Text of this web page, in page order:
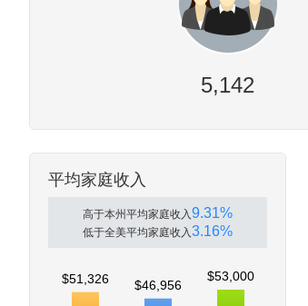
5,142
平均家庭收入
高于本州平均家庭收入9.31%
低于全美平均家庭收入3.16%
$51,326 $46,956
$53,000